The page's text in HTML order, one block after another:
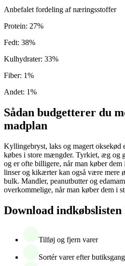
Anbefalet fordeling af næringsstoffer
Protein: 27%
Fedt: 38%
Kulhydrater: 33%
Fiber: 1%
Andet: 1%
Sådan budgetterer du
madplan
Kyllingebryst, laks og magert oksekød
købes i store mængder. Tyrkiet, æg og
og er ofte billigere, når man køber
linser og kikærter kan også være mere
bulk. Mandler, peanutbutter og
overkommelige, når man køber dem i
Download
Tilføj og fjern varer
Sortér varer efter